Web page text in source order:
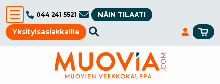
044 241 5521 NÄIN TILAAT!
Yksityisasiakkaille